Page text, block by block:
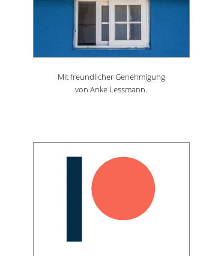
Mit freundlicher Genehmigung
von Anke Lessmann.